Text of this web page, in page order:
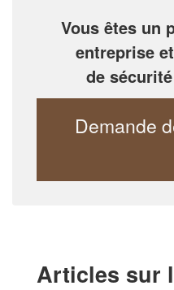
Vous êtes un
entreprise
de
Demande
Articles sur